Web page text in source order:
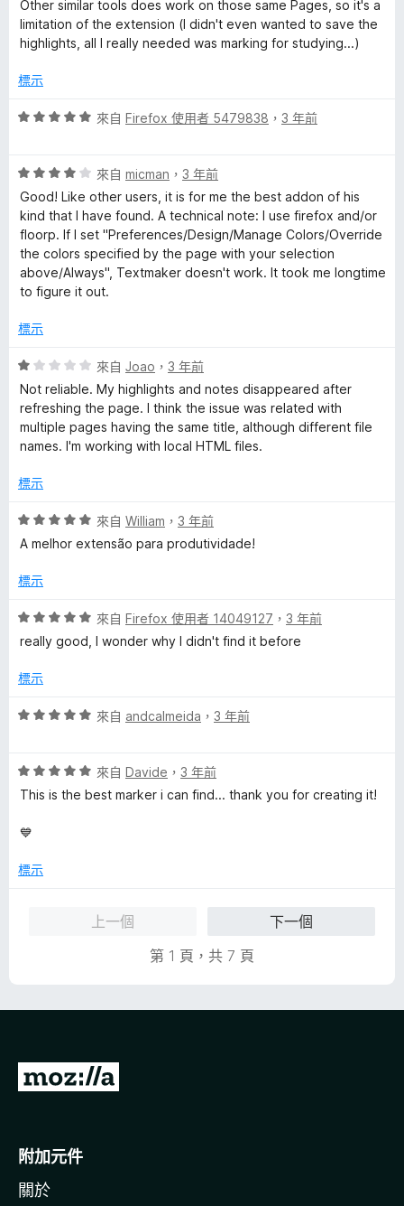
5
分
，
滿
5
Other similar tools does work on those same Pages, so it's a
limitation of the extension (I didn't even wanted to save the
highlights, all I really needed was marking for studying...)
標示
評
分
，
滿
分
5
分
來自 Firefox 使用者 5479838 ， 3 年前
評
價
4
分
，
滿
分
分
來自 micman ， 3 年前
Good! Like other users, it is for me the best addon of his
kind that I have found. A technical note: I use firefox and/or
floorp. If I set "Preferences/Design/Manage Colors/Override
the colors specified by the page with your selection
above/Always", Textmaker doesn't work. It took me longtime
to figure it out.
標示
評
價
1
分
，
分
分
來自 Joao ， 3 年前
Not reliable. My highlights and notes disappeared after
refreshing the page. I think the issue was related with
multiple pages having the same title, although different file
names. I'm working with local HTML files.
標示
評
價
分
滿
分
來自 William ， 3 年前
A melhor extensão para produtividade!
標示
評
價
分
滿
分
來自 Firefox 使用者 14049127 ， 3 年前
really good, I wonder why I didn't find it before
標示
評
分
，
分
分
來自 andcalmeida ， 3 年前
評
價
分
滿
來自 Davide ， 3 年前
This is the best marker i can find... thank you for creating it!
💙
標示
上一個
下一個
第 1 頁，共 7 頁
前
o
i
附加元件
關於